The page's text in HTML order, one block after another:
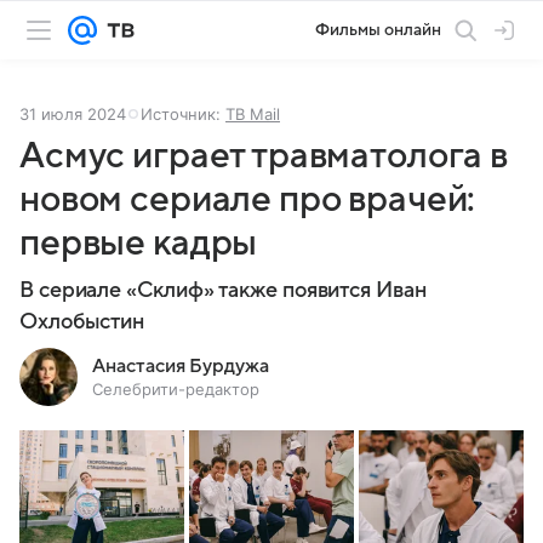
Фильмы онлайн
31 июля 2024 Источник: ТВ Mail
Асмус играет травматолога в
новом сериале про врачей:
первые кадры
В сериале «Склиф» также появится Иван
Охлобыстин
Анастасия Бурдужа
Селебрити-редактор